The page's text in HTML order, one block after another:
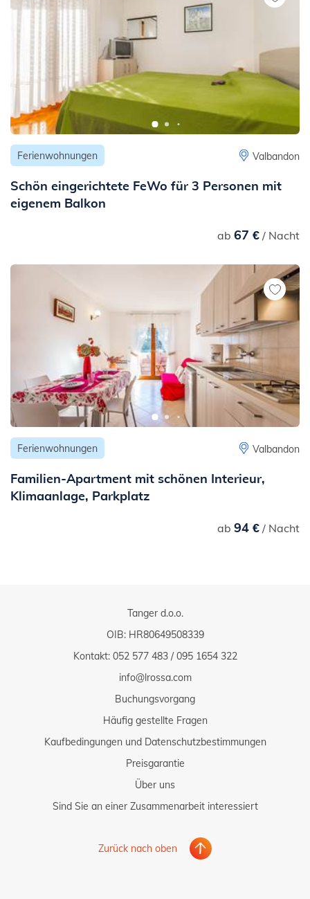
- bis zur Ambulanz oder zum Krankenhaus: 3 km
- bis zur Ambulanz: 2 km
- bis zu öffentlichen Verkehrsmitteln: 500 m
- bis zur nächsten lauten Straße oder Straße mit viel Verkehr
(Hauptstraße, Landesstraße u.Ä.): 20 m
- bis zum nächsten Bahnhof: 4 km
Ferienwohnungen Valbandon
Schön eingerichtete FeWo für 3 Personen mit
eigenem Balkon
ab 67 €/ Nacht
Ferienwohnungen Valbandon
Familien-Apartment mit schönen Interieur,
Klimaanlage, Parkplatz
ab 94 €/ Nacht
Tanger d.o.o.
OIB: HR80649508339
Kontakt: 052 577 483/095 1654 322
info@lrossa.com
Buchungsvorgang
Häufig gestellte Fragen
Kaufbedingungen und Datenschutzbestimmungen
Preisgarantie
Über uns
Sind Sie an einer Zusammenarbeit interessiert
Zurück nach oben